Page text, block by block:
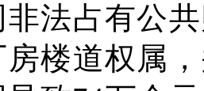
法占有公
房楼道权属